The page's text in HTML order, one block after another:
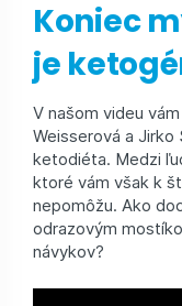
Koniec
je
V našom videu
Weisserová a Jirko
ketodiéta. Medzi
ktoré vám však k
nepomôžu. Ako
odrazovým
návykov?